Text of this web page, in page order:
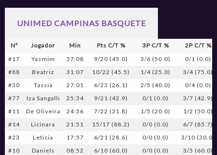
UNIMED CAMPINAS BASQUETE
Nº Jogador Min Pts C/T % 3P C/T %
2P C/T %
#17
Yasmim 37:08 9/20 (45.0) 3/6 (50.0)
0/1 (0.0)
#88
Beatriz 31:07 10/22 (45.5) 1/4 (25.0)
3/4 (75.0)
#30
Tassia 27:01 6/23 (26.1) 2/5 (40.0)
0/4 (0.0)
#77
Iza Sangalli 25:34 9/21 (42.9) 0/1 (0.0)
3/7 (42.9)
#11
De Oliveira 24:36 7/22 (31.8) 1/5 (20.0)
1/2 (50.0)
#14
Licinara 21:51 15/17 (88.2) 0/0 (0.0)
6/7 (85.7)
#23
Leticia 17:57 6/21 (28.6) 0/0 (0.0)
3/10 (30.0)
#10
Daniels 08:52 6/10 (60.0) 0/0 (0.0)
3/5 (60.0)